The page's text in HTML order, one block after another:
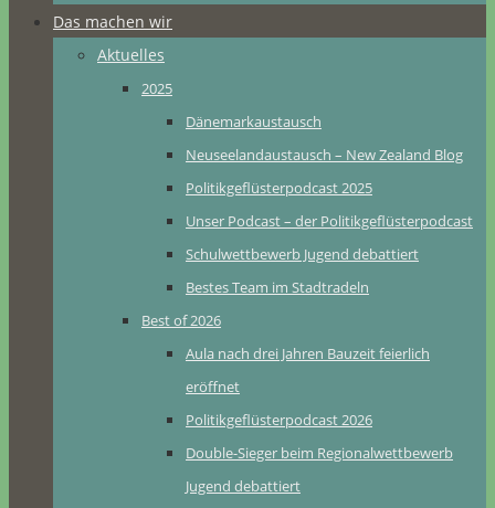
Das machen wir
Aktuelles
2025
Dänemarkaustausch
Neuseelandaustausch – New Zealand Blog
Politikgeflüsterpodcast 2025
Unser Podcast – der Politikgeflüsterpodcast
Schulwettbewerb Jugend debattiert
Bestes Team im Stadtradeln
Best of 2026
Aula nach drei Jahren Bauzeit feierlich
eröffnet
Politikgeflüsterpodcast 2026
Double-Sieger beim Regionalwettbewerb
Jugend debattiert